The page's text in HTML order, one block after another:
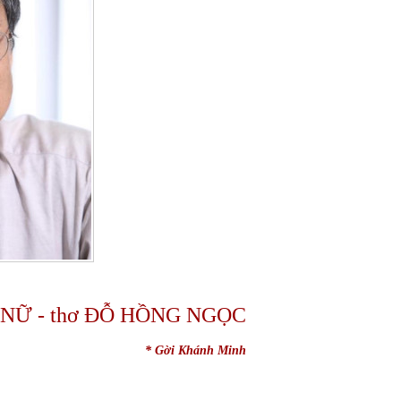
- thơ ĐỖ HỒNG NGỌC
* Gời Khánh Minh